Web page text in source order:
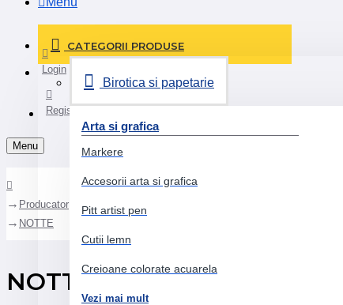
CATEGORII PRODUSE
Birotica si papetarie
Arta si grafica
Markere
Accesorii arta si grafica
Pitt artist pen
Cutii lemn
Creioane colorate acuarela
Vezi mai mult
Login
Register
Menu
Producator
NOTTE
NOTTE